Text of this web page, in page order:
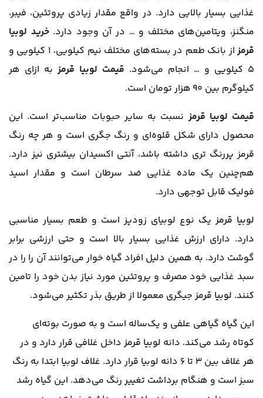
غذایی بسیار بالایی دارد. در واقع مقدار زیادی پروتئین، فیبر،
منگنز، ویتامین‌های مختلف و … در آن وجود دارد.خرید لوبیا
قرمز
از بانک طعم در بسته‌های مختلف نیم کیلویی، ۱ کیلویی و
۵ کیلویی و … انجام می‌شود.
قیمت لوبیا قرمزبه ازای هر
کیلوگرم بین 90 هزار تومان است.
قیمت لوبیا قرمز نسبت به سایر حبوبات مناسب‌تر است. این
محصول دارای شکل قلوه‌ای و رنگ جگری است و هر چه رنگ
قرمز پررنگ تری داشته باشد، آنتی اکسیدان بیشتری نیز دارد.
هم‌چنین یک ماده غذایی ضد سرطان است و مقدار اسید
فولیک قابل توجهی دارد.
لوبیا قرمزیک نوع لوبیای زودپز است و طعم بسیار مناسبی
دارد. دارای ارزش غذایی بسیار بالا است و حتی ارزشی برابر
گوشت دارد. به همین دلیل افراد گیاه خوار می‌توانند آن را را در
سبد غذایی خود مصرف و پروتئین مورد نیاز بدن خود را تامین
کنند. لوبیا قرمزجیگری معمولا از طریق بذر تکثیر می‌شود.
این گیاه گیاهی علفی و یک‌ساله است و به صورت بوته‌ای
کوتاه رشد می‌کند. دانه لوبیا قرمزداخل غلافی قرار دارد و در
هر غلاف بین ۳ تا ۶ دانه لوبیا قرار دارد. غلاف لوبیا ابتدا به رنگ
سبز است و هنگام برداشت تغییر رنگ می‌دهد. این گیاه رشد